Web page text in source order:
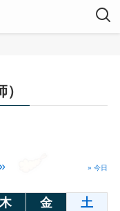
» 今日
木 金
土